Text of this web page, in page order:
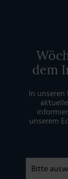
dem
In
unserem